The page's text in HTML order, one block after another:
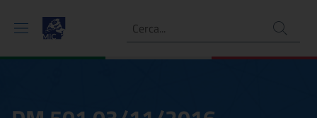
Ricerca